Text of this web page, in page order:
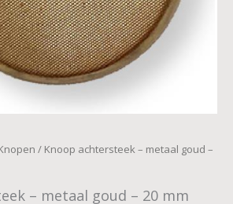
/ Knoop achtersteek – metaal goud –
– metaal goud – 20 mm